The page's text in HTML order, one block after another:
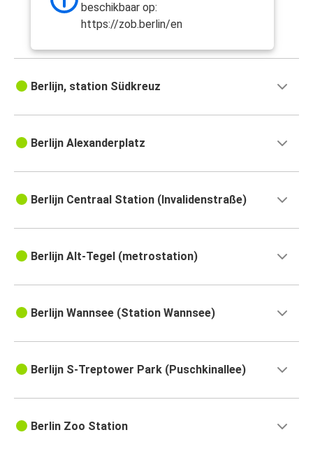
beschikbaar op:
https://zob.berlin/en
Berlijn, station Südkreuz
Berlijn Alexanderplatz
Berlijn Centraal Station (Invalidenstraße)
Berlijn Alt-Tegel (metrostation)
Berlijn Wannsee (Station Wannsee)
Berlijn S-Treptower Park (Puschkinallee)
Berlin Zoo Station